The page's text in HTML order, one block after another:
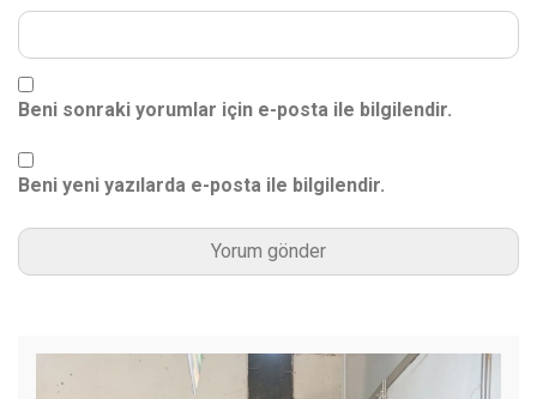
Beni sonraki yorumlar için e-posta ile bilgilendir.
Beni yeni yazılarda e-posta ile bilgilendir.